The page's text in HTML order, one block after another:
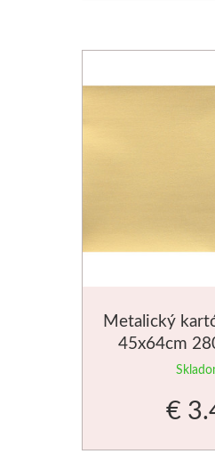
Metalický
45x64cm
€